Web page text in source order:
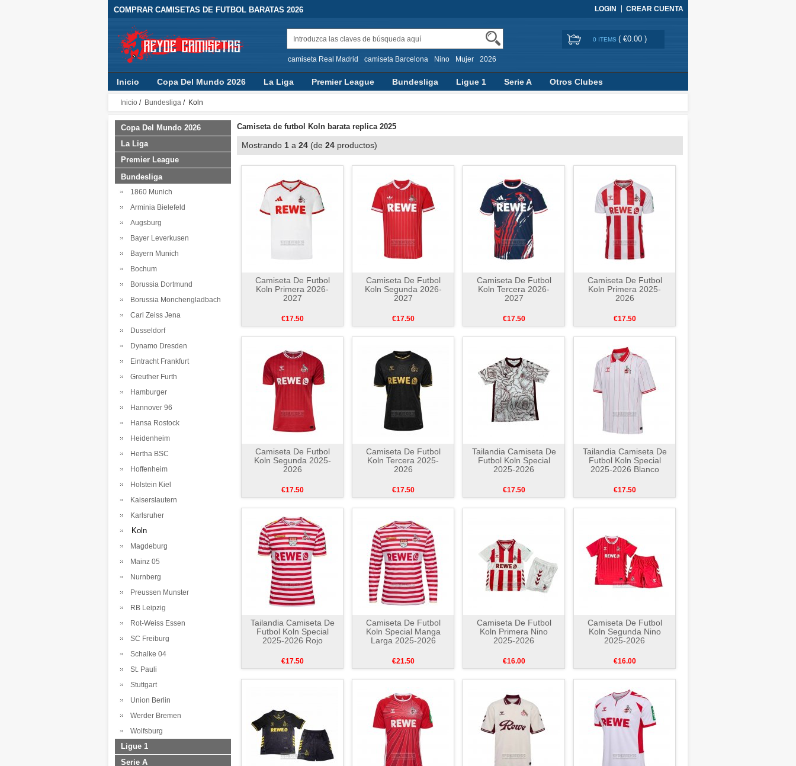
COMPRAR CAMISETAS DE FUTBOL BARATAS 2026 LOGIN CREAR CUENTA
camiseta Real Madrid camiseta Barcelona Nino Mujer 2026
0 ITEMS ( €0.00 )
Inicio Copa Del Mundo 2026 La Liga Premier League Bundesliga Ligue 1 Serie A Otros Clubes
Inicio / Bundesliga / Koln
Copa Del Mundo 2026
La Liga
Premier League
Bundesliga
1860 Munich
Arminia Bielefeld
Augsburg
Bayer Leverkusen
Bayern Munich
Bochum
Borussia Dortmund
Borussia Monchengladbach
Carl Zeiss Jena
Dusseldorf
Dynamo Dresden
Eintracht Frankfurt
Greuther Furth
Hamburger
Hannover 96
Hansa Rostock
Heidenheim
Hertha BSC
Hoffenheim
Holstein Kiel
Kaiserslautern
Karlsruher
Koln
Magdeburg
Mainz 05
Nurnberg
Preussen Munster
RB Leipzig
Rot-Weiss Essen
SC Freiburg
Schalke 04
St. Pauli
Stuttgart
Union Berlin
Werder Bremen
Wolfsburg
Ligue 1
Serie A
Camiseta de futbol Koln barata replica 2025
Mostrando 1 a 24 (de 24 productos)
Camiseta De Futbol
Koln Primera 2026-
2027
€17.50
Camiseta De Futbol
Koln Segunda 2026-
2027
€17.50
Camiseta De Futbol
Koln Tercera 2026-
2027
€17.50
Camiseta De Futbol
Koln Primera 2025-
2026
€17.50
Camiseta De Futbol
Koln Segunda 2025-
2026
€17.50
Camiseta De Futbol
Koln Tercera 2025-
2026
€17.50
Tailandia Camiseta De
Futbol Koln Special
2025-2026
€17.50
Tailandia Camiseta De
Futbol Koln Special
2025-2026 Blanco
€17.50
Tailandia Camiseta De
Futbol Koln Special
2025-2026 Rojo
€17.50
Camiseta De Futbol
Koln Special Manga
Larga 2025-2026
€21.50
Camiseta De Futbol
Koln Primera Nino
2025-2026
€16.00
Camiseta De Futbol
Koln Segunda Nino
2025-2026
€16.00